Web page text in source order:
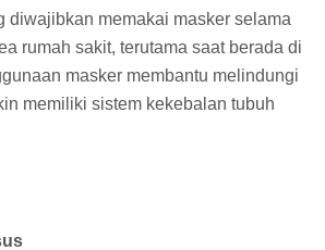
diwajibkan memakai masker selama
rumah sakit, terutama saat berada di
masker membantu melindungi
memiliki sistem kekebalan tubuh